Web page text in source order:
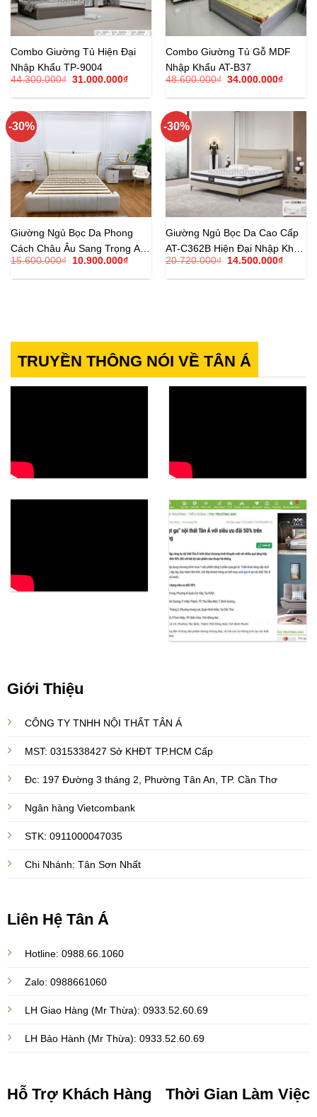
Combo Giường Tủ Hiện Đại
Nhập Khẩu TP-9004
44.300.000₫ Giá
là:
31.000.000₫Giá
tại
31.000.000₫.
Combo Giường Tủ Gỗ MDF
Nhập Khẩu AT-B37
48.600.000₫ Giá
là:
34.000.000₫Giá
tại
-30%
Giường Ngủ Bọc Da Phong
Cách Châu Âu Sang Trọng AK-
G002
15.600.000₫
Giá
là:
10.900.000₫Giá
tại
-30%
Giường Ngủ Bọc Da Cao Cấp
AT-C362B Hiện Đại Nhập Khẩu
Đài Loan
20.720.000₫
Giá
là:
14.500.000₫Giá
tại
TRUYỀN THÔNG NÓI VỀ TÂN Á
Giới Thiệu
CÔNG TY TNHH NỘI THẤT TÂN Á
MST: 0315338427 Sở KHĐT TP.HCM Cấp
Đc: 197 Đường 3 tháng 2, Phường Tân An, TP. Cần Thơ
Ngân hàng Vietcombank
STK: 0911000047035
Chi Nhánh: Tân Sơn Nhất
Liên Hệ Tân Á
Hotline: 0988.66.1060
Zalo: 0988661060
LH Giao Hàng (Mr Thừa): 0933.52.60.69
LH Bảo Hành (Mr Thừa): 0933.52.60.69
Hỗ Trợ Khách Hàng Thời Gian Làm Việc